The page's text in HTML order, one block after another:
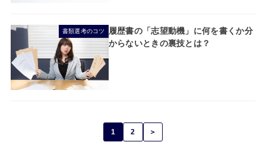
書類選考のコツ
履歴書の「志望動機」に何を書くか分
からないときの裏技とは？
1 2 ＞